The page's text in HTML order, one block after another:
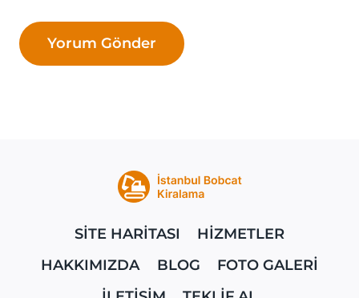
SİTE HARİTASI
HİZMETLER
HAKKIMIZDA
BLOG
FOTO GALERİ